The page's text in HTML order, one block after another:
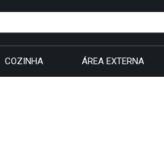
COZINHA ÁREA EXTERNA